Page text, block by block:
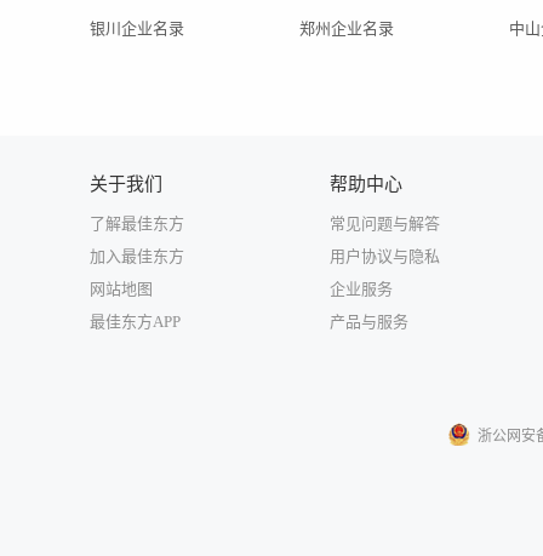
银川企业名录 郑州企业名录 中
关于我们
了解最佳东方
加入最佳东方
网站地图
最佳东方APP
帮助中心
常见问题与解答
用户协议与隐私
企业服务
产品与服务
浙公网安